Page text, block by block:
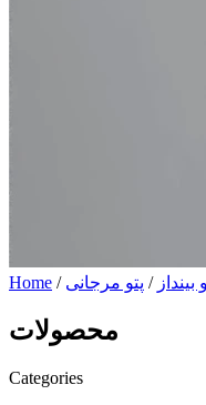
Home / بینداز / پتو مرجانی
محصولات
Categories